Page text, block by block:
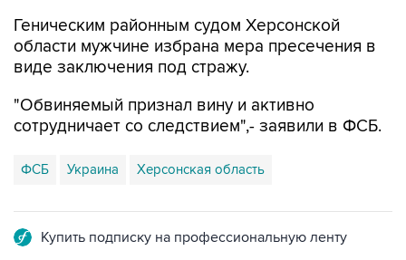
Геническим районным судом Херсонской
области мужчине избрана мера пресечения в
виде заключения под стражу.
"Обвиняемый признал вину и активно
сотрудничает со следствием",- заявили в ФСБ.
ФСБ Украина Херсонская область
Купить подписку на профессиональную ленту